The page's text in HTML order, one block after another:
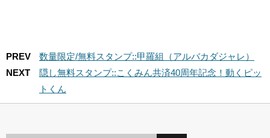
PREV
数量限定/無料スタンプ::甲羅組（アルバカダジャレ）
NEXT
隠し無料スタンプ::こくみん共済40周年記念！動くピッ
トくん